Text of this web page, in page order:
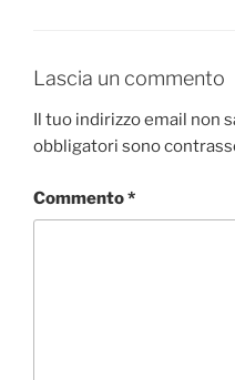
Lascia un commento
Il tuo indirizzo email non
obbligatori sono
Commento*